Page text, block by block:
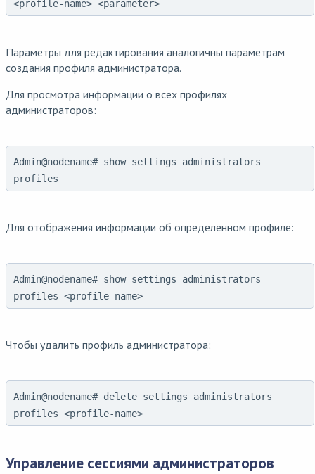
<profile-name> <parameter>
Параметры для редактирования аналогичны параметрам
создания профиля администратора.
Для просмотра информации о всех профилях
администраторов:
Admin@nodename# show settings administrators
profiles
Для отображения информации об определённом профиле:
Admin@nodename# show settings administrators
profiles <profile-name>
Чтобы удалить профиль администратора:
Admin@nodename# delete settings administrators
profiles <profile-name>
Управление сессиями администраторов